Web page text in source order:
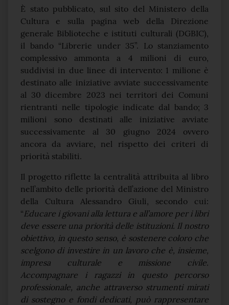
Testo del comunicato
È stato pubblicato, sul sito del Ministero della
Cultura e sulla pagina web della Direzione
generale Biblioteche e istituti culturali (DGBIC),
il bando “Librerie under 35”. Lo stanziamento
complessivo ammonta a 4 milioni di euro,
suddivisi in due linee di intervento: 1 milione è
destinato alle iniziative avviate successivamente
al 30 dicembre 2023 nei territori dei Comuni
rientranti nelle tipologie indicate dal bando; 3
milioni sono destinati alle iniziative avviate
successivamente al 30 giugno 2024 ovvero
ancora da avviare, nel rispetto dei criteri di
priorità stabiliti.
Il progetto riflette la centralità attribuita al libro
nell’ambito delle priorità dell’azione del Ministro
della Cultura Alessandro Giuli, secondo cui:
“Educare i giovani alla lettura e all’amore per i libri
deve essere una priorità delle istituzioni. Il nostro
obiettivo, in questo senso, è sostenere coloro che
scelgono di investire in un lavoro che è, insieme,
impresa culturale e missione civile.
Accompagnare i ragazzi in questo percorso
professionale, anche attraverso strumenti mirati
di sostegno e fondi dedicati, può rappresentare